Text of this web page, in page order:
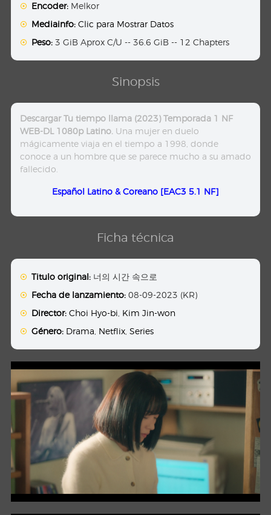
Encoder: Melkor
Mediainfo: Clic para Mostrar Datos
Peso: 3 GiB Aprox C/U -- 36.6 GiB -- 12 Chapters
Sinopsis
Descargar Tu tiempo llama (2023) Temporada 1 NF
WEB-DL 1080p Latino. Una mujer en duelo
mágicamente viaja en el tiempo a 1998, donde
conoce a un hombre que se parece mucho a su amado
fallecido.
Español Latino & Coreano [EAC3 5.1 NF]
Ficha técnica
Titulo original: 너의 시간 속으로
Fecha de lanzamiento: 08-09-2023 (KR)
Director: Choi Hyo-bi Kim Jin-won
Género: Drama Netflix ,Series